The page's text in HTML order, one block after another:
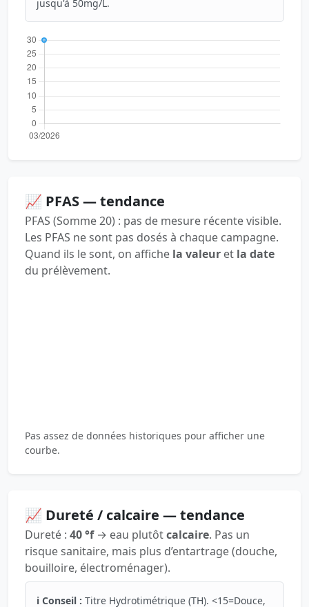
jusqu'à 50mg/L.
📈 PFAS — tendance
PFAS (Somme 20) : pas de mesure récente visible.
Les PFAS ne sont pas dosés à chaque campagne.
Quand ils le sont, on affiche la valeur et la date
du prélèvement.
Pas assez de données historiques pour afficher une
courbe.
📈 Dureté / calcaire — tendance
Dureté : 40 °f→ eau plutôtcalcaire. Pas un
risque sanitaire, mais plus d’entartrage (douche,
bouilloire, électroménager).
ℹ️ Conseil : Titre Hydrotimétrique (TH). <15=Douce,